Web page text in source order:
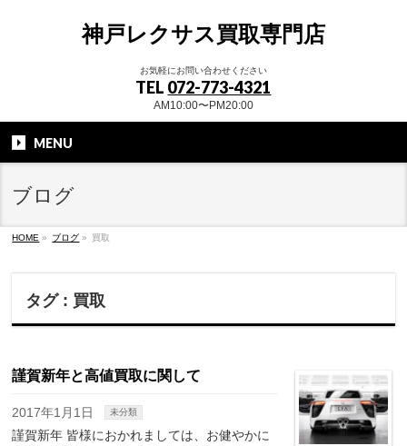
神戸レクサス買取専門店
お気軽にお問い合わせください
TEL 072-773-4321
AM10:00〜PM20:00
MENU
ブログ
HOME » ブログ » 買取
タグ : 買取
謹賀新年と高値買取に関して
2017年1月1日 未分類
謹賀新年 皆様におかれましては、お健やかに